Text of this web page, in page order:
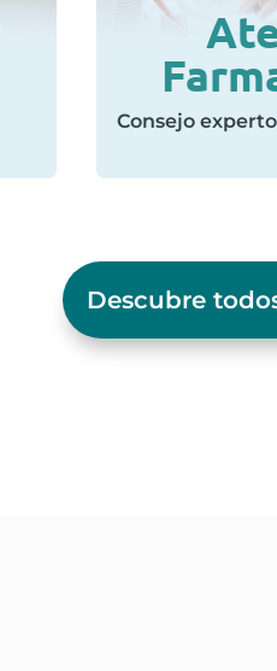
Consejo
Descubre